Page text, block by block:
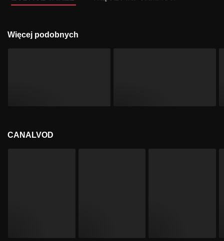
Więcej podobnych
CANALVOD